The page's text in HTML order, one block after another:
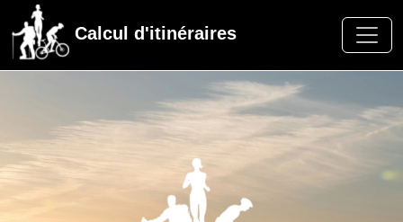
Calcul d'itinéraires